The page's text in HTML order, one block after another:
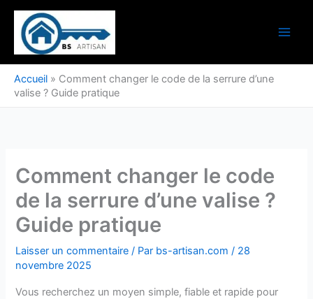
Aller
contenu
Accueil » Comment changer le code de la serrure d’une
valise ? Guide pratique
Comment changer le code
de la serrure d’une valise ?
Guide pratique
Laisser un commentaire / Par bs-artisan.com/ 28
novembre 2025
Vous recherchez un moyen simple, fiable et rapide pour